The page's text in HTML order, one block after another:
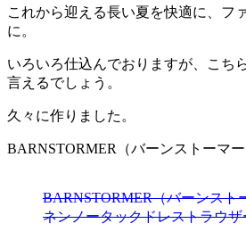
これから迎える長い夏を快適に、フ
に。
いろいろ仕込んでおりますが、こち
言えるでしょう。
久々に作りました。
BARNSTORMER（バーンストーマー
BARNSTORMER（バーンスト
ネンノータックドレストラウ